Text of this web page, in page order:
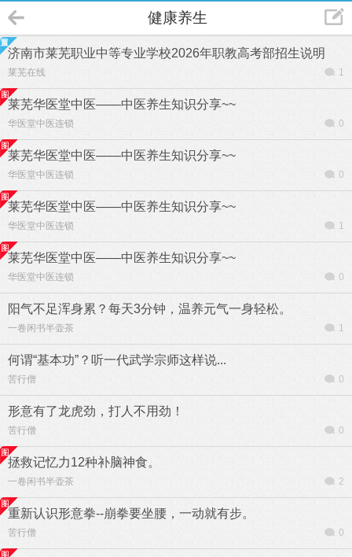
健康养生
济南市莱芜职业中等专业学校2026年职教高考部招生说明
莱芜在线 1
莱芜华医堂中医——中医养生知识分享~~
华医堂中医连锁 0
莱芜华医堂中医——中医养生知识分享~~
华医堂中医连锁 0
莱芜华医堂中医——中医养生知识分享~~
华医堂中医连锁 1
莱芜华医堂中医——中医养生知识分享~~
华医堂中医连锁 0
阳气不足浑身累？每天3分钟，温养元气一身轻松。
一卷闲书半壶茶 1
何谓“基本功”？听一代武学宗师这样说...
苦行僧 0
形意有了龙虎劲，打人不用劲！
苦行僧 0
拯救记忆力12种补脑神食。
一卷闲书半壶茶 2
重新认识形意拳--崩拳要坐腰，一动就有步。
苦行僧 0